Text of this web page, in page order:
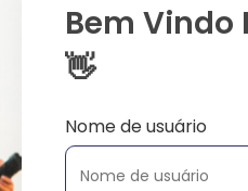
Bem Vindo
👋
Nome de usuário